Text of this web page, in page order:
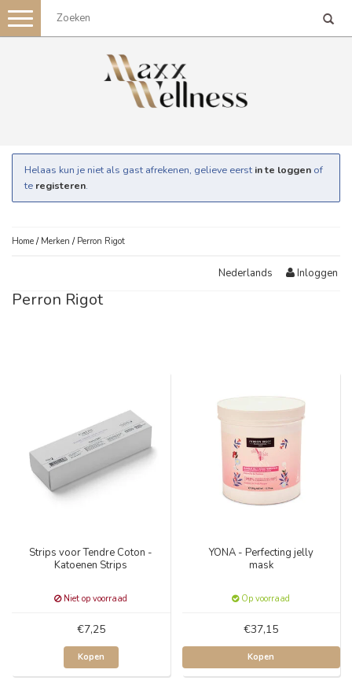
Toggle
navigation
Helaas kun je niet als gast afrekenen, gelieve eerst in te loggen of
te registeren.
Home / Merken / Perron Rigot
Nederlands Inloggen
Perron Rigot
Strips voor Tendre Coton -
Katoenen Strips
Niet op voorraad
€7,25
Kopen
YONA - Perfecting jelly
mask
Op voorraad
€37,15
Kopen